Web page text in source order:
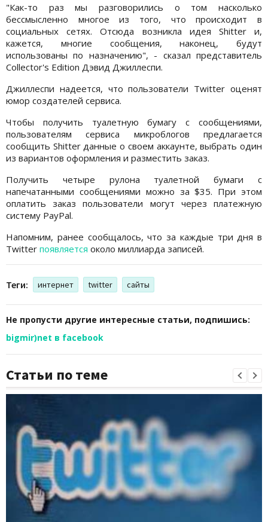
"Как-то раз мы разговорились о том насколько
бессмысленно многое из того, что происходит в
социальных сетях. Отсюда возникла идея Shitter и,
кажется, многие сообщения, наконец, будут
использованы по назначению", - сказал представитель
Collector's Edition Дэвид Джиллеспи.
Джиллеспи надеется, что пользователи Twitter оценят
юмор создателей сервиса.
Чтобы получить туалетную бумагу с сообщениями,
пользователям сервиса микроблогов предлагается
сообщить Shitter данные о своем аккаунте, выбрать один
из вариантов оформления и разместить заказ.
Получить четыре рулона туалетной бумаги с
напечатанными сообщениями можно за $35. При этом
оплатить заказ пользователи могут через платежную
систему PayPal.
Напомним, ранее сообщалось, что за каждые три дня в
Twitter появляется около миллиарда записей.
Теги: интернет twitter сайты
Не пропусти другие интересные статьи, подпишись:
bigmir)net в facebook
Статьи по теме